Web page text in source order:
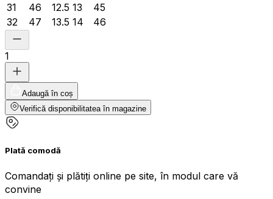
31
46 12.5 13
45
32
47 13.5 14 46
1
Adaugă în coș
Verifică disponibilitatea în magazine
Plată comodă
Comandați și plătiți online pe site, în modul care vă
convine